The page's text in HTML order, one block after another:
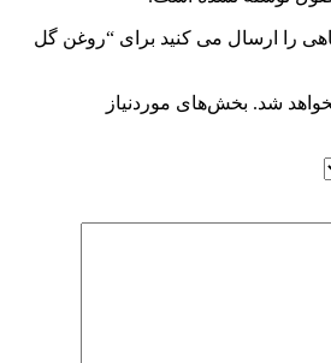
را ارسال می کنید برای “روغن گل
شد. بخش‌های موردنیاز